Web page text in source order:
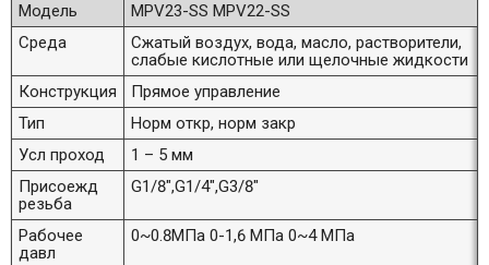
Модель
MPV23-SS MPV22-SS
Среда
Сжатый воздух, вода, масло, растворители,
слабые кислотные или щелочные жидкости
Конструкция
Прямое управление
Тип
Норм откр, норм закр
Усл проход
1 – 5 мм
Присоежд
резьба
G1/8",G1/4",G3/8"
Рабочее
давл
0~0.8МПа 0-1,6 МПа 0~4 МПа